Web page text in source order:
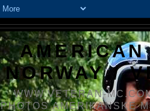
NORWAY /
WWW.VETERAN-
PHOTOS AMERIKANSKE